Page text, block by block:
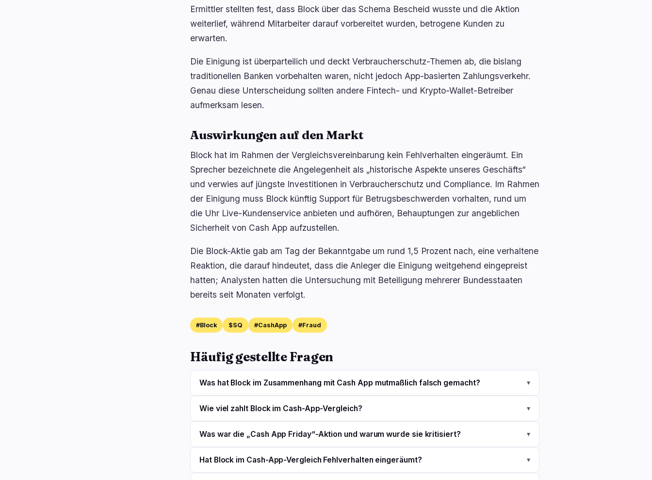
Ermittler stellten fest, dass Block über das Schema Bescheid wusste und die Aktion
weiterlief, während Mitarbeiter darauf vorbereitet wurden, betrogene Kunden zu
erwarten.
Die Einigung ist überparteilich und deckt Verbraucherschutz-Themen ab, die bislang
traditionellen Banken vorbehalten waren, nicht jedoch App-basierten Zahlungsverkehr.
Genau diese Unterscheidung sollten andere Fintech- und Krypto-Wallet-Betreiber
aufmerksam lesen.
Auswirkungen auf den Markt
Block hat im Rahmen der Vergleichsvereinbarung kein Fehlverhalten eingeräumt. Ein
Sprecher bezeichnete die Angelegenheit als „historische Aspekte unseres Geschäfts“
und verwies auf jüngste Investitionen in Verbraucherschutz und Compliance. Im Rahmen
der Einigung muss Block künftig Support für Betrugsbeschwerden vorhalten, rund um
die Uhr Live-Kundenservice anbieten und aufhören, Behauptungen zur angeblichen
Sicherheit von Cash App aufzustellen.
Die Block-Aktie gab am Tag der Bekanntgabe um rund 1,5 Prozent nach, eine verhaltene
Reaktion, die darauf hindeutet, dass die Anleger die Einigung weitgehend eingepreist
hatten; Analysten hatten die Untersuchung mit Beteiligung mehrerer Bundesstaaten
bereits seit Monaten verfolgt.
#Block $SQ #CashApp #Fraud
Häufig gestellte Fragen
Was hat Block im Zusammenhang mit Cash App mutmaßlich falsch gemacht? ▾
Wie viel zahlt Block im Cash-App-Vergleich? ▾
Was war die „Cash App Friday“-Aktion und warum wurde sie kritisiert? ▾
Hat Block im Cash-App-Vergleich Fehlverhalten eingeräumt? ▾